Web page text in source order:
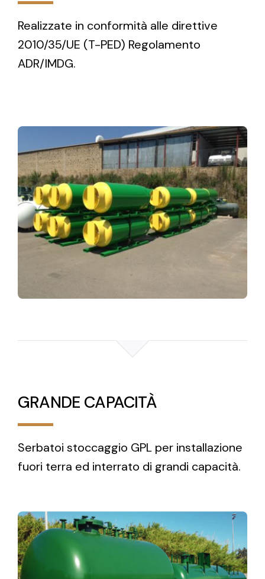
Realizzate in conformità alle direttive
2010/35/UE (T-PED) Regolamento
ADR/IMDG.
GRANDE CAPACITÀ
Serbatoi stoccaggio GPL per installazione
fuori terra ed interrato di grandi capacità.